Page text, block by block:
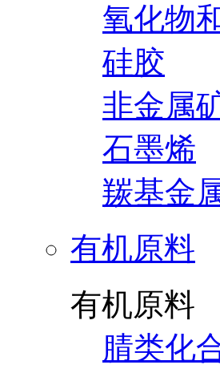
氧化物
硅胶
非金属
石墨烯
羰基金
有机原料
有机原料
腈类化